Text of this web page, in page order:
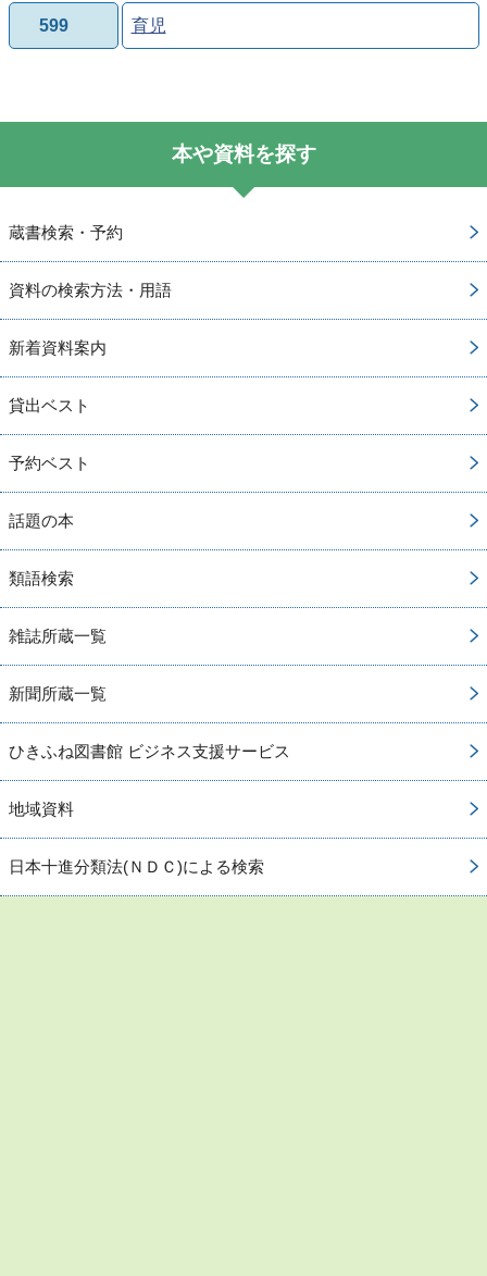
599 育児
本や資料を探す
蔵書検索・予約
資料の検索方法・用語
新着資料案内
貸出ベスト
予約ベスト
話題の本
類語検索
雑誌所蔵一覧
新聞所蔵一覧
ひきふね図書館 ビジネス支援サービス
地域資料
日本十進分類法(ＮＤＣ)による検索